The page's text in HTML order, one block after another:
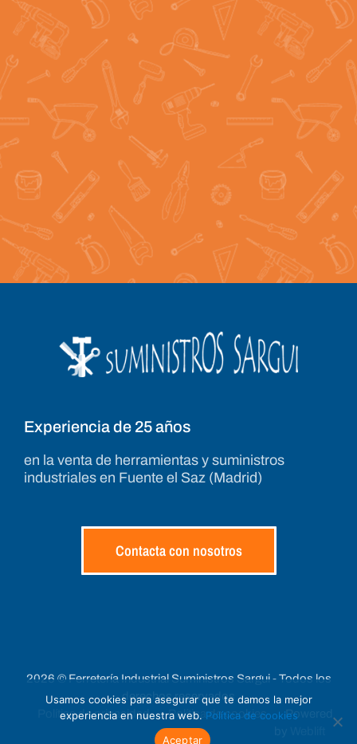
Experiencia de 25 años
en la venta de herramientas y suministros
industriales en Fuente el Saz (Madrid)
Contacta con nosotros
2026 © Ferretería Industrial Suministros Sargui - Todos los
derechos reservados
Política de privacidad
Política de cookies
Powered
Usamos cookies para asegurar que te damos la mejor
experiencia en nuestra web. Política de cookies
Aceptar